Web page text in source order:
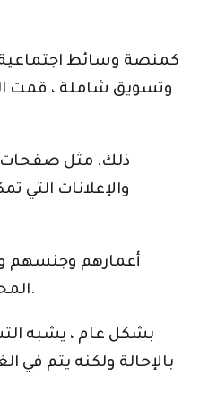
وتسويق شاملة ، قمت
ذلك. مثل صفحات
والإعلانات التي
أعمارهم وجنسهم
المحتملة بناءً على وظائفهم.
بشكل عام ، يشبه
بالإحالة ولكنه يتم في